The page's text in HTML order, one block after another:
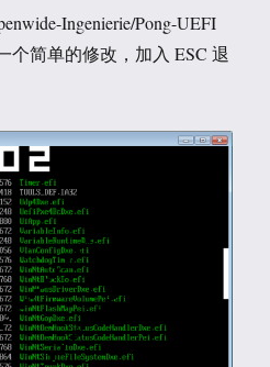
Ingenierie/Pong-UEFI
个简单的修改，加入 ESC 退